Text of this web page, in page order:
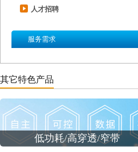
人才招聘
服务需求
其它特色产品
低功耗/高穿透/窄带